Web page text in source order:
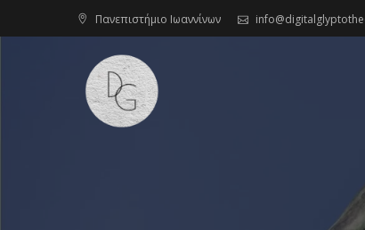
to
Πανεπιστήμιο Ιωαννίνων